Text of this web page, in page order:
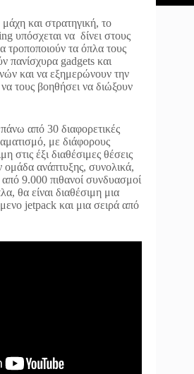
και στρατηγική, το
υπόσχεται να δίνει στους
τροποποιούν τα όπλα τους
πανίσχυρα gadgets και
και να εξημερώνουν την
να τους βοηθήσει να διώξουν
από 30 διαφορετικές
με διάφορους
στις έξι διαθέσιμες θέσεις
ανάπτυξης, συνολικά,
9.000 πιθανοί συνδυασμοί
θα είναι διαθέσιμη μια
jetpack και μια σειρά από